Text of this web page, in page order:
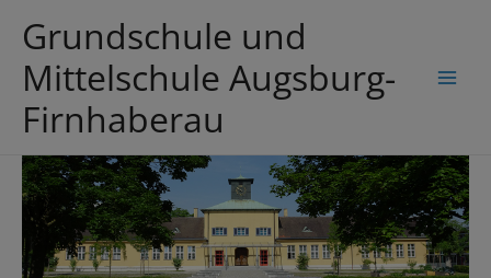
InhaltGrundschule und
Mittelschule Augsburg-
Firnhaberau